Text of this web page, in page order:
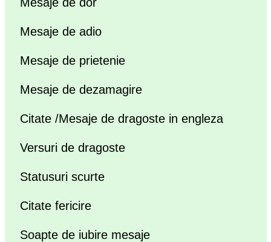
Mesaje de adio
Mesaje de prietenie
Mesaje de dezamagire
Citate /Mesaje de dragoste in engleza
Versuri de dragoste
Statusuri scurte
Citate fericire
Soapte de iubire mesaje